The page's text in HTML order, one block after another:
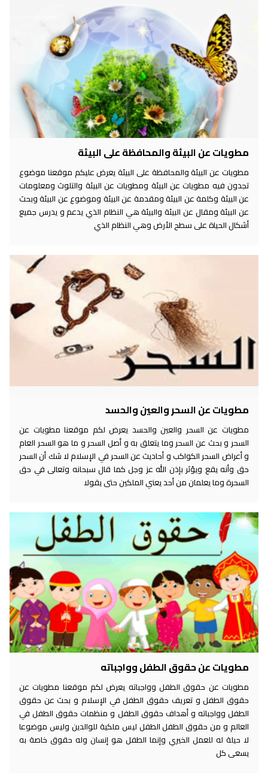
مطويات عن البيئة والمحافظة على البيئة
مطويات عن البيئة والمحافظة على البيئة يعرض عليكم موقعنا موضوع
تجدون فيه مطويات عن البيئة ومطويات عن البيئة والتلوث ومعلومات
عن البيئة وكلمة عن البيئة ومقدمة عن البيئة وموضوع عن البيئة وبحث
عن البيئة ومقال عن البيئة والبيئة هي النظام الذي يدعم و يدرس جميع
أشكال الحياة على سطح الأرض وهي النظام الذي
مطويات عن السحر والعين والحسد
مطويات عن السحر والعين والحسد يعرض لكم موقعنا مطويات عن
السحر و بحث عن السحر وما يتعلق به و أصل السحر و ما هو السحر العام
و أعراض السحر الكواكب و أحاديث عن السحر في الإسلام لا شك أن السحر
حق وأنه يقع ويؤثر بإذن الله عز وجل كما قال سبحانه وتعالى في حق
السحرة وما يعلمان من أحد يعني الملكين حتى يقولا
مطويات عن حقوق الطفل وواجباته
مطويات عن حقوق الطفل وواجباته يعرض لكم موقعنا مطويات عن
حقوق الطفل و تعريف حقوق الطفل في الإسلام و بحث عن حقوق
الطفل وواجباته و أهداف حقوق الطفل و منظمات حقوق الطفل في
العالم و من حقوق الطفل الطفل ليس ملكية للوالدين وليس موضوعا
لا حيلة له للعمل الخيري وإنما الطفل هو إنسان وله حقوق خاصة به
يسعى كل